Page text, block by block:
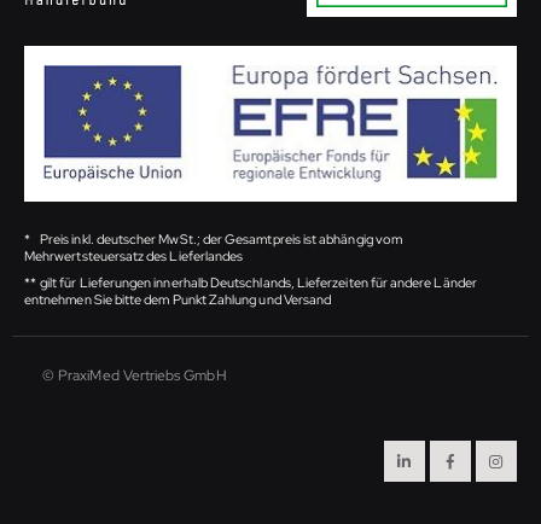
* Preis inkl. deutscher MwSt.; der Gesamtpreis ist abhängig vom
Mehrwertsteuersatz des Lieferlandes
** gilt für Lieferungen innerhalb Deutschlands, Lieferzeiten für andere Länder
entnehmen Sie bitte dem Punkt Zahlung und Versand
© PraxiMed Vertriebs GmbH